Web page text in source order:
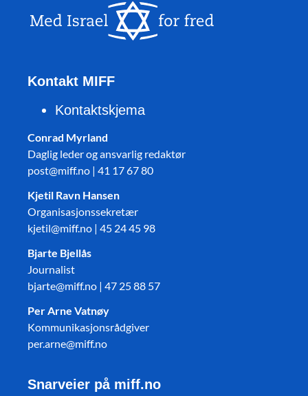
Kontakt MIFF
Kontaktskjema
Conrad Myrland
Daglig leder og ansvarlig redaktør
post@miff.no | 41 17 67 80
Kjetil Ravn Hansen
Organisasjonssekretær
kjetil@miff.no | 45 24 45 98
Bjarte Bjellås
Journalist
bjarte@miff.no | 47 25 88 57
Per Arne Vatnøy
Kommunikasjonsrådgiver
per.arne@miff.no
Snarveier på miff.no